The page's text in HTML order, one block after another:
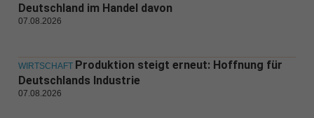
Deutschland im Handel davon
07.08.2026
WIRTSCHAFT Produktion steigt erneut: Hoffnung für
Deutschlands Industrie
07.08.2026